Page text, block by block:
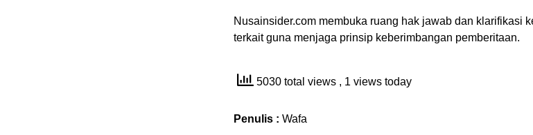
Nusainsider.com membuka ruang hak jawab dan klarifikasi
terkait guna menjaga prinsip keberimbangan pemberitaan.
5030 total views , 1 views today
Penulis : Wafa